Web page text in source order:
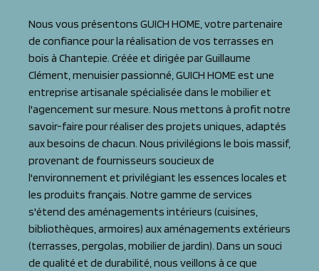
Nous vous présentons GUICH HOME, votre partenaire
de confiance pour la réalisation de vos terrasses en
bois à Chantepie. Créée et dirigée par Guillaume
Clément, menuisier passionné, GUICH HOME est une
entreprise artisanale spécialisée dans le mobilier et
l'agencement sur mesure. Nous mettons à profit notre
savoir-faire pour réaliser des projets uniques, adaptés
aux besoins de chacun. Nous privilégions le bois massif,
provenant de fournisseurs soucieux de
l'environnement et privilégiant les essences locales et
les produits français. Notre gamme de services
s'étend des aménagements intérieurs (cuisines,
bibliothèques, armoires) aux aménagements extérieurs
(terrasses, pergolas, mobilier de jardin). Dans un souci
de qualité et de durabilité, nous veillons à ce que